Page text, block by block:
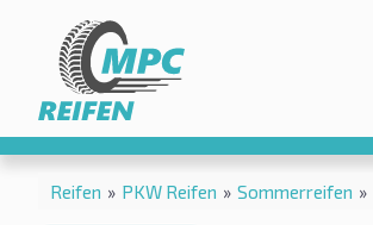
Reifen » PKW Reifen » Sommerreifen »